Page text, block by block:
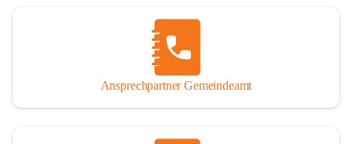
Ansprechpartner Gemeindeamt